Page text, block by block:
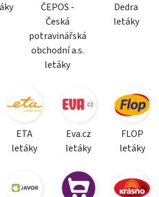
ČEPOS -
Česká
potravinářská
obchodní a.s.
letáky
Dedra
letáky
ETA
letáky
Eva.cz
letáky
FLOP
letáky